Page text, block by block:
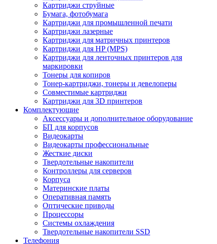
Картриджи струйные
Бумага, фотобумага
Картриджи для промышленной печати
Картриджи лазерные
Картриджи для матричных принтеров
Картриджи для HP (MPS)
Картриджи для ленточных принтеров для
маркировки
Тонеры для копиров
Тонер-картриджи, тонеры и девелоперы
Совместимые картриджи
Картриджи для 3D принтеров
Комплектующие
Аксессуары и дополнительное оборудование
БП для корпусов
Видеокарты
Видеокарты профессиональные
Жесткие диски
Твердотельные накопители
Контроллеры для серверов
Корпуса
Материнские платы
Оперативная память
Оптические приводы
Процессоры
Системы охлаждения
Твердотельные накопители SSD
Телефония